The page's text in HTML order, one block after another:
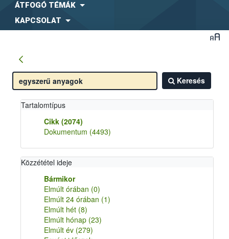
ÁTFOGÓ TÉMÁK
KAPCSOLAT
Keresés
Tartalomtípus
Cikk (2074)
Dokumentum (4493)
Közzététel ideje
Bármikor
Elmúlt órában (0)
Elmúlt 24 órában (1)
Elmúlt hét (8)
Elmúlt hónap (23)
Elmúlt év (279)